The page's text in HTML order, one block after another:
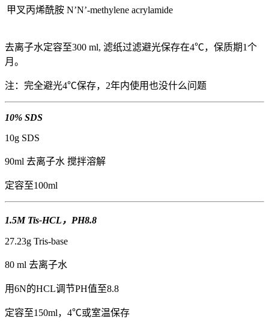
甲叉丙烯酰胺 N’N’-methylene acrylamide
去离子水定容至300 ml, 滤纸过滤避光保存在4℃，保质期1个
月。
注：完全避光4℃保存，2年内使用也没什么问题
10% SDS
10g SDS
90ml 去离子水 搅拌溶解
定容至100ml
1.5M Tis-HCL，PH8.8
27.23g Tris-base
80 ml 去离子水
用6N的HCL调节PH值至8.8
定容至150ml，4℃或室温保存